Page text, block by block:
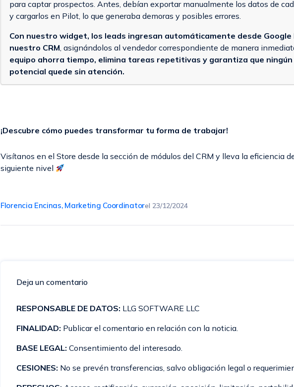
para captar prospectos. Antes, debían exportar manualmente los datos de
y cargarlos en Pilot, lo que generaba demoras y posibles errores.
Con nuestro widget, los leads ingresan automáticamente desde Google
nuestro CRM, asignándolos al vendedor correspondiente de manera
equipo ahorra tiempo, elimina tareas repetitivas y garantiza que
potencial quede sin atención.
¡Descubre cómo puedes transformar tu forma de trabajar!
Visítanos en el Store desde la sección de módulos del CRM y lleva la eficiencia
siguiente nivel
Florencia Encinas, Marketing Coordinatorel 23/12/2024
Deja un comentario
RESPONSABLE DE DATOS: LLG SOFTWARE LLC
FINALIDAD: Publicar el comentario en relación con la noticia.
BASE LEGAL: Consentimiento del interesado.
CESIONES: No se prevén transferencias, salvo obligación legal o